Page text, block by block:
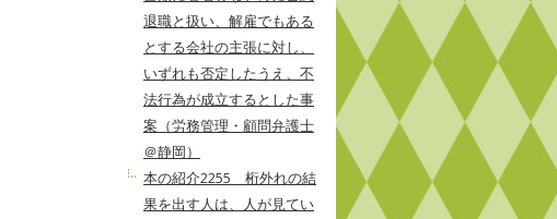
退職と扱い、解雇でもある
とする会社の主張に対し、
いずれも否定したうえ、不
法行為が成立するとした事
案（労務管理・顧問弁護士
＠静岡）
本の紹介2255 桁外れの結
果を出す人は、人が見てい